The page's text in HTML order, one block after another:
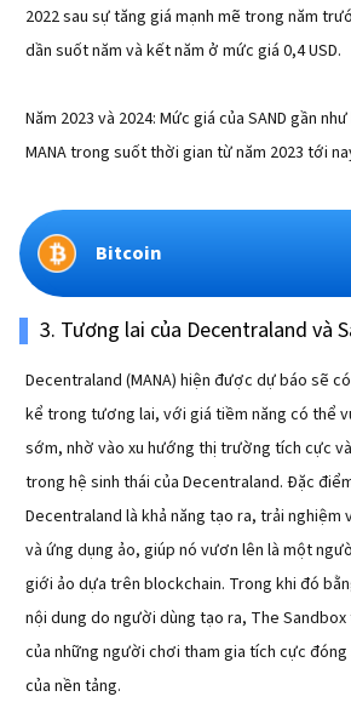
2022 sau sự tăng giá mạnh mẽ trong năm
dần suốt năm và kết năm ở mức giá 0,4 USD.
Năm 2023 và 2024: Mức giá của SAND gần
MANA trong suốt thời gian từ năm 2023 tới
Bitcoin
3. Tương lai của Decentraland và
Decentraland (MANA) hiện được dự báo sẽ
kể trong tương lai, với giá tiềm năng có thể
sớm, nhờ vào xu hướng thị trường tích cực
trong hệ sinh thái của Decentraland. Đặc
Decentraland là khả năng tạo ra, trải nghiệm
và ứng dụng ảo, giúp nó vươn lên là một
giới ảo dựa trên blockchain. Trong khi đó
nội dung do người dùng tạo ra, The
của những người chơi tham gia tích cực
của nền tảng.